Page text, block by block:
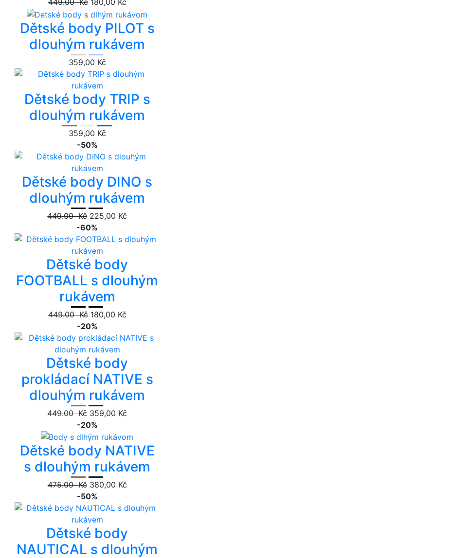
449.00 Kč 180,00 Kč
Dětské body PILOT s
dlouhým rukávem
359,00 Kč
Dětské body TRIP s
dlouhým rukávem
359,00 Kč
-50%
Dětské body DINO s
dlouhým rukávem
449.00 Kč 225,00 Kč
-60%
Dětské body
FOOTBALL s dlouhým
rukávem
449.00 Kč 180,00 Kč
-20%
Dětské body
prokládací NATIVE s
dlouhým rukávem
449.00 Kč 359,00 Kč
-20%
Dětské body NATIVE
s dlouhým rukávem
475.00 Kč 380,00 Kč
-50%
Dětské body
NAUTICAL s dlouhým